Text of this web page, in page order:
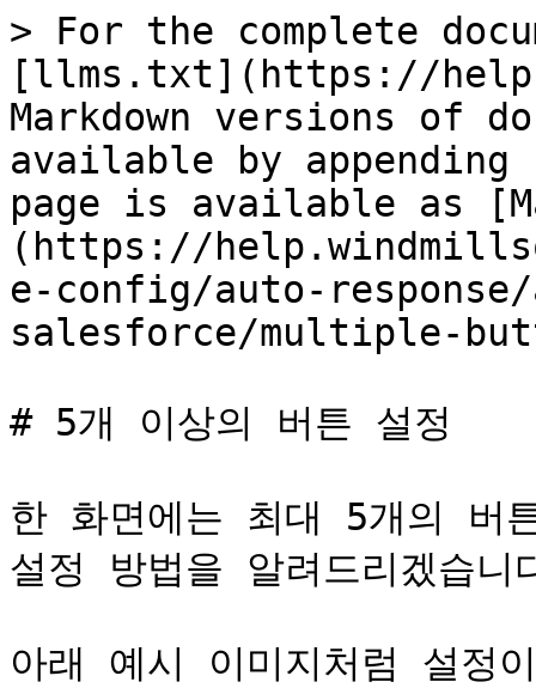
> For the complete
[llms.txt](https://
Markdown versions of
available by
page is available as
(https://
e-config/auto-
salesforce/multiple-
# 5개 이상의 버튼 설정
한 화면에는 최대 5개의 버
설정 방법을 알려드리겠습니
아래 예시 이미지처럼 설정